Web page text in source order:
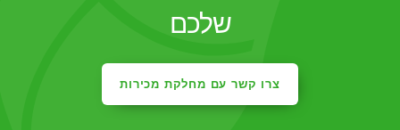
שלכם
צרו קשר עם מחלקת מכירות